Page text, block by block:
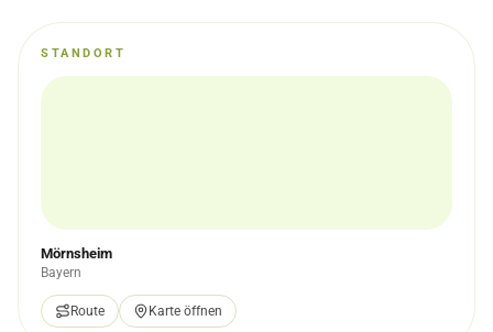
STANDORT
Mörnsheim
Bayern
Route Karte öffnen